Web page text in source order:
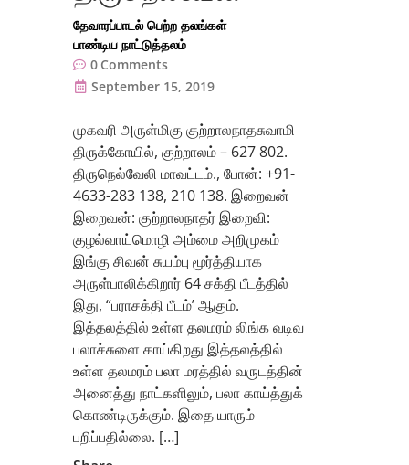
தேவாரப்பாடல் பெற்ற தலங்கள்
பாண்டிய நாட்டுத்தலம்
0 Comments
September 15, 2019
முகவரி அருள்மிகு குற்றாலநாதசுவாமி
திருக்கோயில், குற்றாலம் – 627 802.
திருநெல்வேலி மாவட்டம்., போன்: +91-
4633-283 138, 210 138. இறைவன்
இறைவன்: குற்றாலநாதர் இறைவி:
குழல்வாய்மொழி அம்மை அறிமுகம்
இங்கு சிவன் சுயம்பு மூர்த்தியாக
அருள்பாலிக்கிறார் 64 சக்தி பீடத்தில்
இது, “பராசக்தி பீடம்’ ஆகும்.
இத்தலத்தில் உள்ள தலமரம் லிங்க வடிவ
பலாச்சுளை காய்கிறது இத்தலத்தில்
உள்ள தலமரம் பலா மரத்தில் வருடத்தின்
அனைத்து நாட்களிலும், பலா காய்த்துக்
கொண்டிருக்கும். இதை யாரும்
பறிப்பதில்லை. […]